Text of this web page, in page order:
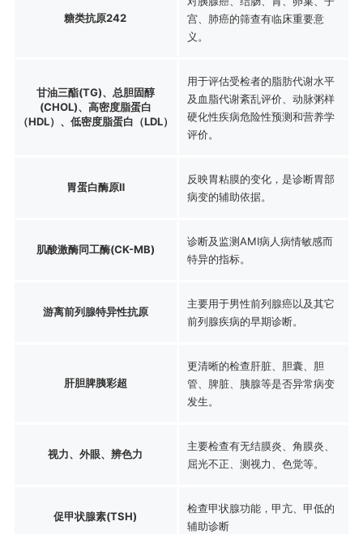
糖类抗原242
宫、肺癌的筛查有临床重要意
义。
甘油三酯(TG)、总胆固醇
(CHOL)、高密度脂蛋白
（HDL）、低密度脂蛋白（LDL）
用于评估受检者的脂肪代谢水平
及血脂代谢紊乱评价、动脉粥样
硬化性疾病危险性预测和营养学
评价。
胃蛋白酶原Ⅱ
反映胃粘膜的变化，是诊断胃部
病变的辅助依据。
肌酸激酶同工酶(CK-MB)
诊断及监测AMI病人病情敏感而
特异的指标。
游离前列腺特异性抗原
主要用于男性前列腺癌以及其它
前列腺疾病的早期诊断。
肝胆脾胰彩超
更清晰的检查肝脏、胆囊、胆
管、脾脏、胰腺等是否异常病变
发生。
视力、外眼、辨色力
主要检查有无结膜炎、角膜炎、
屈光不正、测视力、色觉等。
促甲状腺素(TSH)
检查甲状腺功能，甲亢、甲低的
辅助诊断